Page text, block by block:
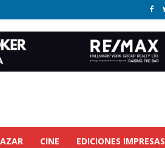
CINE EDICIONES IMPRESAS